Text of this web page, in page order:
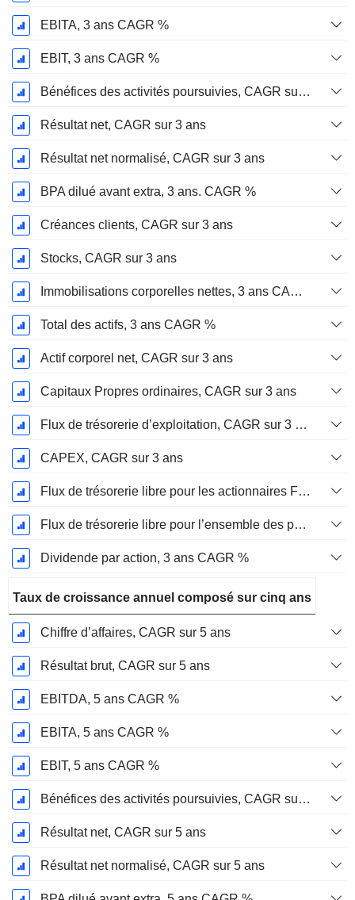
EBITA, 3 ans CAGR %
EBIT, 3 ans CAGR %
Bénéfices des activités poursuivies, CAGR sur 3 ans
Résultat net, CAGR sur 3 ans
Résultat net normalisé, CAGR sur 3 ans
BPA dilué avant extra, 3 ans. CAGR %
Créances clients, CAGR sur 3 ans
Stocks, CAGR sur 3 ans
Immobilisations corporelles nettes, 3 ans CAGR %
Total des actifs, 3 ans CAGR %
Actif corporel net, CAGR sur 3 ans
Capitaux Propres ordinaires, CAGR sur 3 ans
Flux de trésorerie d’exploitation, CAGR sur 3 ans
CAPEX, CAGR sur 3 ans
Flux de trésorerie libre pour les actionnaires FCFE, CAGR sur 3 ans
Flux de trésorerie libre pour l’ensemble des pourvoyeurs de fonds (créanciers et actionnaires) FCFF, CAGR sur 3 ans
Dividende par action, 3 ans CAGR %
Taux de croissance annuel composé sur cinq ans
Chiffre d’affaires, CAGR sur 5 ans
Résultat brut, CAGR sur 5 ans
EBITDA, 5 ans CAGR %
EBITA, 5 ans CAGR %
EBIT, 5 ans CAGR %
Bénéfices des activités poursuivies, CAGR sur 5 ans
Résultat net, CAGR sur 5 ans
Résultat net normalisé, CAGR sur 5 ans